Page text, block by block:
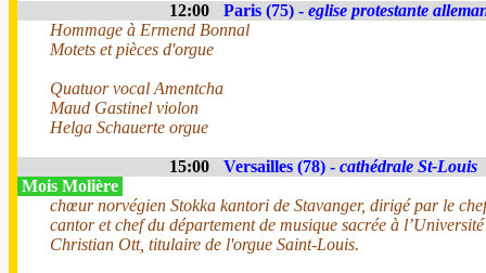
12:00 Paris (75) - eglise protestante
Hommage à Ermend Bonnal
Motets et pièces d'orgue
Quatuor vocal Amentcha
Maud Gastinel violon
Helga Schauerte orgue
15:00 Versailles (78) - cathédrale St-Louis
Mois Molière
chœur norvégien Stokka kantori de Stavanger, dirigé par le
cantor et chef du département de musique sacrée à
Christian Ott, titulaire de l'orgue Saint-Louis.